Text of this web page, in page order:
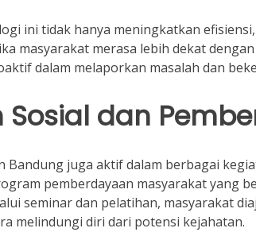
ini tidak hanya meningkatkan
masyarakat merasa lebih dekat
dalam melaporkan masalah dan
Sosial dan
Bandung juga aktif dalam berbagai
pemberdayaan masyarakat yang
seminar dan pelatihan, masyarakat
melindungi diri dari potensi kejahatan.